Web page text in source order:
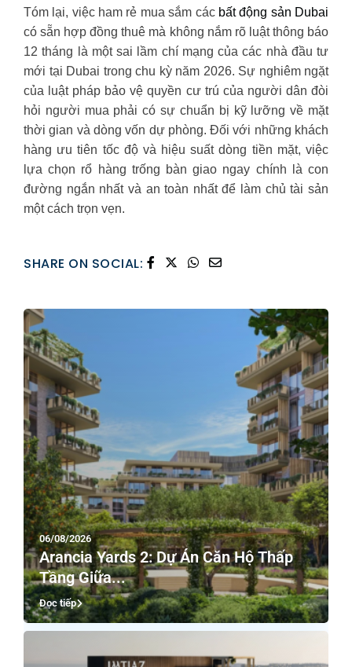
Tóm lại, việc ham rẻ mua sắm các bất động sản Dubai
có sẵn hợp đồng thuê mà không nắm rõ luật thông báo
12 tháng là một sai lầm chí mạng của các nhà đầu tư
mới tại Dubai trong chu kỳ năm 2026. Sự nghiêm ngặt
của luật pháp bảo vệ quyền cư trú của người dân đòi
hỏi người mua phải có sự chuẩn bị kỹ lưỡng về mặt
thời gian và dòng vốn dự phòng. Đối với những khách
hàng ưu tiên tốc độ và hiệu suất dòng tiền mặt, việc
lựa chọn rổ hàng trống bàn giao ngay chính là con
đường ngắn nhất và an toàn nhất để làm chủ tài sản
một cách trọn vẹn.
SHARE ON SOCIAL:
06/08/2026
Arancia Yards 2: Dự Án Căn Hộ Thấp
Tầng Giữa...
Đọc tiếp